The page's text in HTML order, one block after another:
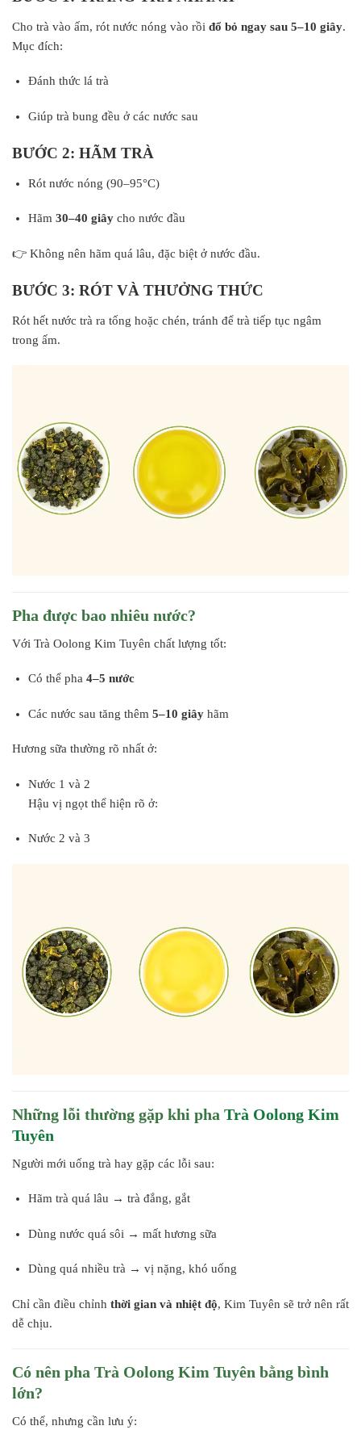
Cho trà vào ấm, rót nước nóng vào rồi đổ bỏ ngay sau 5–10 giây.
Mục đích:
Đánh thức lá trà
Giúp trà bung đều ở các nước sau
BƯỚC 2: HÃM TRÀ
Rót nước nóng (90–95°C)
Hãm 30–40 giâycho nước đầu
👉 Không nên hãm quá lâu, đặc biệt ở nước đầu.
BƯỚC 3: RÓT VÀ THƯỞNG THỨC
Rót hết nước trà ra tống hoặc chén, tránh để trà tiếp tục ngâm
trong ấm.
Pha được bao nhiêu nước?
Với Trà Oolong Kim Tuyên chất lượng tốt:
Có thể pha 4–5 nước
Các nước sau tăng thêm 5–10 giâyhãm
Hương sữa thường rõ nhất ở:
Nước 1 và 2
Hậu vị ngọt thể hiện rõ ở:
Nước 2 và 3
Những lỗi thường gặp khi pha Trà Oolong Kim
Tuyên
Người mới uống trà hay gặp các lỗi sau:
Hãm trà quá lâu → trà đắng, gắt
Dùng nước quá sôi → mất hương sữa
Dùng quá nhiều trà → vị nặng, khó uống
Chỉ cần điều chỉnh thời gian và nhiệt độ, Kim Tuyên sẽ trở nên rất
dễ chịu.
Có nên pha Trà Oolong Kim Tuyên bằng bình
lớn?
Có thể, nhưng cần lưu ý: